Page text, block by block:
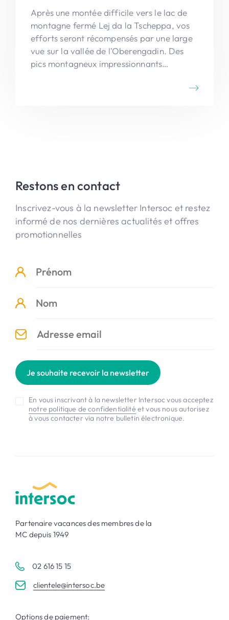
Après une montée difficile vers le lac de
montagne fermé Lej da la Tscheppa, vos
efforts seront récompensés par une large
vue sur la vallée de l'Oberengadin. Des
pics montagneux impressionnants
chance, vous pourrez même apercevoir un
Restons en contact
Inscrivez-vous à la newsletter Intersoc et restez
informé de nos dernières actualités et offres
promotionnelles
Je souhaite recevoir la newsletter
En vous inscrivant à la newsletter Intersoc vous acceptez
notre politique de confidentialité et vous nous autorisez
à vous contacter via notre bulletin électronique.
Partenaire vacances des membres de la
MC depuis 1949
02 616 15 15
clientele@intersoc.be
Options de paiement: